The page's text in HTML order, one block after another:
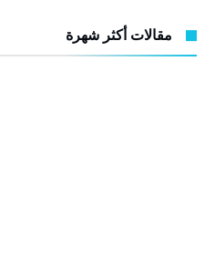
مقالات أكثر شهرة